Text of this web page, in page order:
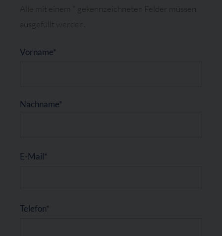
Alle mit einem * gekennzeichneten Felder müssen
ausgefüllt werden.
Vorname*
Nachname*
E-Mail*
Telefon*
label(Bitte nicht ausfüllen)